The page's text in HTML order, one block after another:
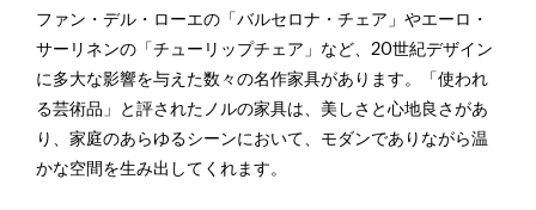
ファン・デル・ローエの「バルセロナ・チェア」やエーロ・
サーリネンの「チューリップチェア」など、20世紀デザイン
に多大な影響を与えた数々の名作家具があります。「使われ
る芸術品」と評されたノルの家具は、美しさと心地良さがあ
り、家庭のあらゆるシーンにおいて、モダンでありながら温
かな空間を生み出してくれます。